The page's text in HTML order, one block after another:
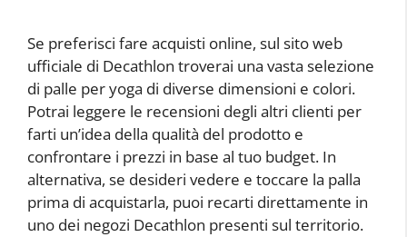
Se preferisci fare acquisti online, sul sito web
ufficiale di Decathlon troverai una vasta selezione
di palle per yoga di diverse dimensioni e colori.
Potrai leggere le recensioni degli altri clienti per
farti un’idea della qualità del prodotto e
confrontare i prezzi in base al tuo budget. In
alternativa, se desideri vedere e toccare la palla
prima di acquistarla, puoi recarti direttamente in
uno dei negozi Decathlon presenti sul territorio.